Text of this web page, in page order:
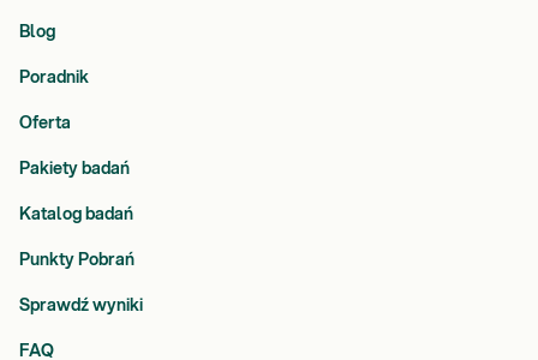
Blog
Poradnik
Oferta
Pakiety badań
Katalog badań
Punkty Pobrań
Sprawdź wyniki
FAQ